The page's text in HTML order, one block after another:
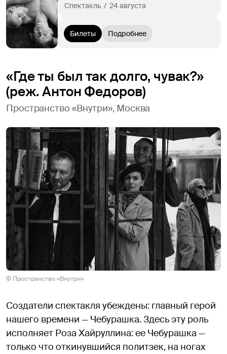
Спектакль  /  24 августа
Билеты Подробнее
«Где ты был так долго, чувак?»
(реж. Антон Федоров)
Пространство «Внутри», Москва
© Пространство «Внутри»
Создатели спектакля убеждены: главный герой
нашего времени — Чебурашка. Здесь эту роль
исполняет Роза Хайруллина: ее Чебурашка —
только что откинувшийся политзек, на ногах